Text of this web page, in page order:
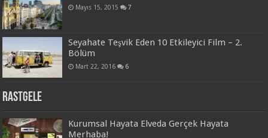
Mayıs 15, 2015 7
Seyahate Teşvik Eden 10 Etkileyici Film – 2.
Bölüm
Mart 22, 2016 6
Rastgele
Kurumsal Hayata Elveda Gerçek Hayata
Merhaba!